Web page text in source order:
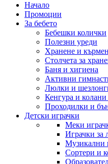
Начало
Промоции
За бебето
Бебешки колички
Полезни уреди
Хранене и
Столчета за
Баня и хигиена
Активни
Люлки и
Кенгура и
Проходилки и
Детски играчки
Меки
Играчки за
Музикални
Сортери и